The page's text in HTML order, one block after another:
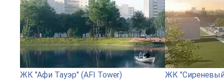
ЖК "Афи Тауэр" (AFI Tower) ЖК